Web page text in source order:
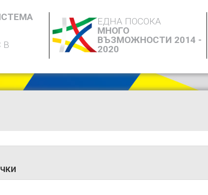
В
ЕДНА ПОСОКА
МНОГО
ВЪЗМОЖНОСТИ 2014 -
2020